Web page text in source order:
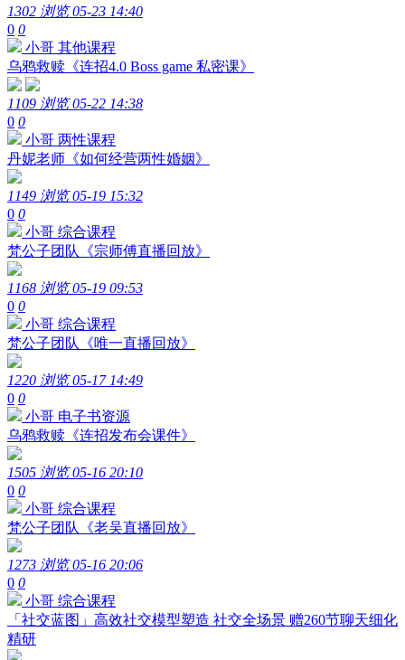
1302 浏览 05-23 14:40
0 0
小哥 其他课程
乌鸦救赎《连招4.0 Boss game 私密课》
1109 浏览 05-22 14:38
0 0
小哥 两性课程
丹妮老师《如何经营两性婚姻》
1149 浏览 05-19 15:32
0 0
小哥 综合课程
梵公子团队《宗师傅直播回放》
1168 浏览 05-19 09:53
0 0
小哥 综合课程
梵公子团队《唯一直播回放》
1220 浏览 05-17 14:49
0 0
小哥 电子书资源
乌鸦救赎《连招发布会课件》
1505 浏览 05-16 20:10
0 0
小哥 综合课程
梵公子团队《老吴直播回放》
1273 浏览 05-16 20:06
0 0
小哥 综合课程
「社交蓝图」高效社交模型塑造 社交全场景 赠260节聊天细化
精研